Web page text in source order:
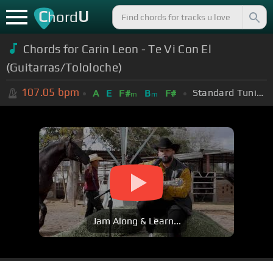
ChordU
Chords for Carin Leon - Te Vi Con El
(Guitarras/Tololoche)
107.05 bpm A E F#m Bm F# Standard Tuning (EADGBE)
Jam Along & Learn...